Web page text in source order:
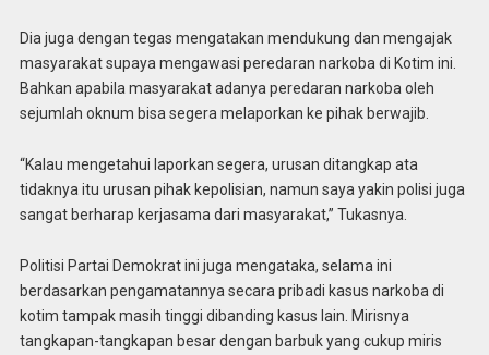
Dia juga dengan tegas mengatakan mendukung dan mengajak
masyarakat supaya mengawasi peredaran narkoba di Kotim ini.
Bahkan apabila masyarakat adanya peredaran narkoba oleh
sejumlah oknum bisa segera melaporkan ke pihak berwajib.
“Kalau mengetahui laporkan segera, urusan ditangkap ata
tidaknya itu urusan pihak kepolisian, namun saya yakin polisi juga
sangat berharap kerjasama dari masyarakat,” Tukasnya.
Politisi Partai Demokrat ini juga mengataka, selama ini
berdasarkan pengamatannya secara pribadi kasus narkoba di
kotim tampak masih tinggi dibanding kasus lain. Mirisnya
tangkapan-tangkapan besar dengan barbuk yang cukup miris